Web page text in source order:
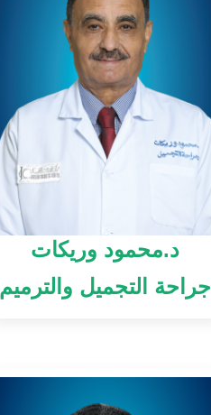
د.محمود وريكات
جراحة التجميل والترميم